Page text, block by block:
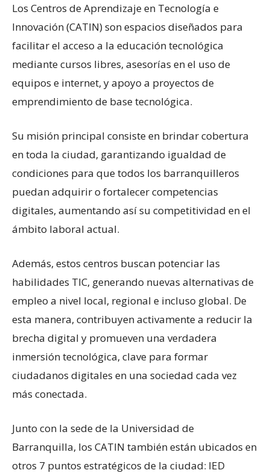
Los Centros de Aprendizaje en Tecnología e
Innovación (CATIN) son espacios diseñados para
facilitar el acceso a la educación tecnológica
mediante cursos libres, asesorías en el uso de
equipos e internet, y apoyo a proyectos de
emprendimiento de base tecnológica.
Su misión principal consiste en brindar cobertura
en toda la ciudad, garantizando igualdad de
condiciones para que todos los barranquilleros
puedan adquirir o fortalecer competencias
digitales, aumentando así su competitividad en el
ámbito laboral actual.
Además, estos centros buscan potenciar las
habilidades TIC, generando nuevas alternativas de
empleo a nivel local, regional e incluso global. De
esta manera, contribuyen activamente a reducir la
brecha digital y promueven una verdadera
inmersión tecnológica, clave para formar
ciudadanos digitales en una sociedad cada vez
más conectada.
Junto con la sede de la Universidad de
Barranquilla, los CATIN también están ubicados en
otros 7 puntos estratégicos de la ciudad: IED